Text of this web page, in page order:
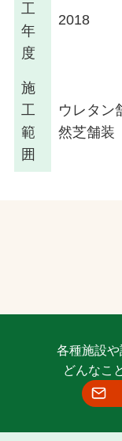
工
年
度
2018
施
工
範
囲
ウレタン
然芝舗装
各種施設
どんなこ